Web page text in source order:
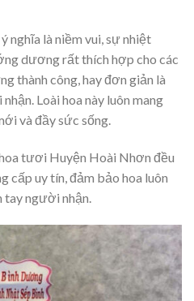
nghĩa là niềm vui, sự nhiệt
dương rất thích hợp cho các
thành công, hay đơn giản là
Loài hoa này luôn mang
và đầy sức sống.
tươi Huyện Hoài Nhơn đều
cấp uy tín, đảm bảo hoa luôn
người nhận.